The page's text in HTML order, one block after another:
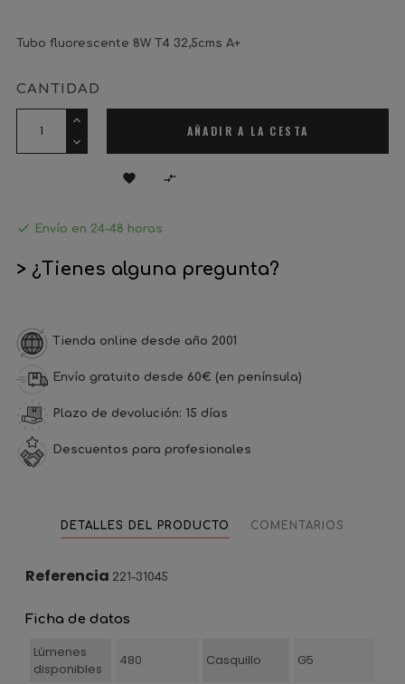
Tubo fluorescente 8W T4 32,5cms A+
CANTIDAD
AÑADIR A LA CESTA
 
 Envío en 24-48 horas
> ¿Tienes alguna pregunta?
Tienda online desde año 2001
Envío gratuito desde 60€ (en península)
Plazo de devolución: 15 días
Descuentos para profesionales
DETALLES DEL PRODUCTO COMENTARIOS
Referencia 221-31045
Ficha de datos
Lúmenes
disponibles
480 Casquillo G5